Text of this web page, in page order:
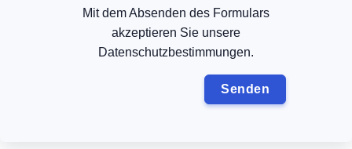
Mit dem Absenden des Formulars
akzeptieren Sie unsere
Datenschutzbestimmungen.